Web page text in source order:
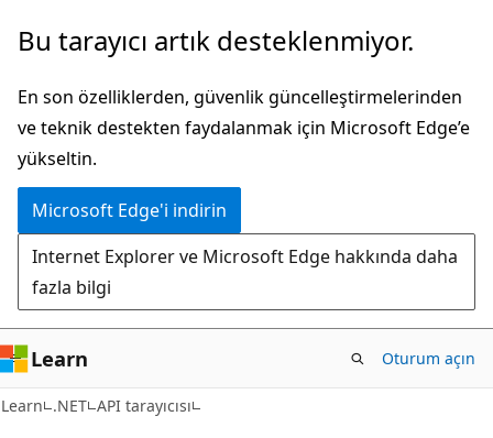
Ana
atla
Sayfa
gezintiye
atla
Bu tarayıcı artık desteklenmiyor.
En son özelliklerden, güvenlik güncelleştirmelerinden
ve teknik destekten faydalanmak için Microsoft Edge’e
yükseltin.
Microsoft Edge'i indirin
Internet Explorer ve Microsoft Edge hakkında daha
fazla bilgi
Learn Oturum açın
Learn .NET API tarayıcısı